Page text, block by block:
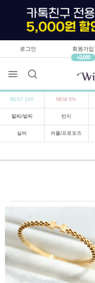
로그인
회원가입
+2,000
BEST 100 NEW 5%
팔찌/발찌 반지
실버 커플/프로포즈